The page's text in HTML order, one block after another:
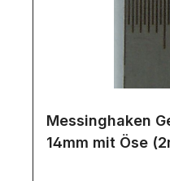
Messinghaken
14mm mit Öse